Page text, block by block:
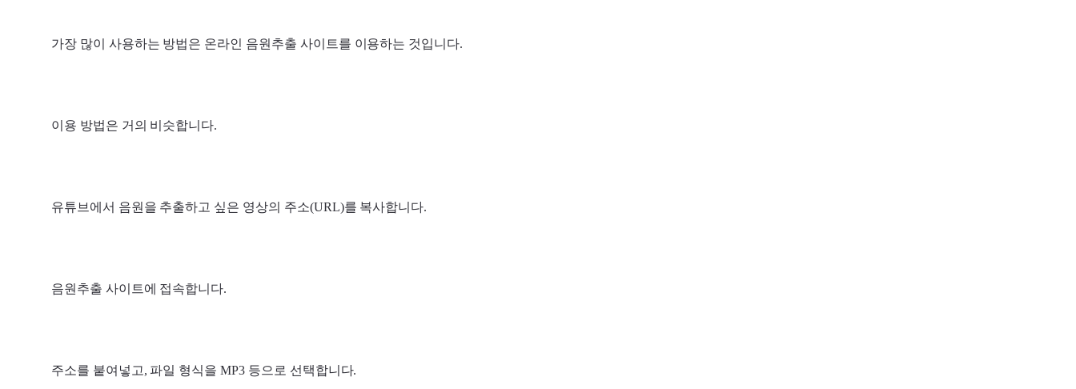
가장 많이 사용하는 방법은 온라인 음원추출 사이트를 이용하는 것입니다.
이용 방법은 거의 비슷합니다.
유튜브에서 음원을 추출하고 싶은 영상의 주소(URL)를 복사합니다.
음원추출 사이트에 접속합니다.
주소를 붙여넣고, 파일 형식을 MP3 등으로 선택합니다.